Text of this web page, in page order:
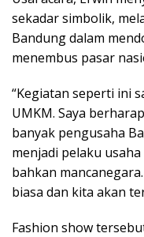
sekadar simbolik,
Bandung dalam
menembus pasar
“Kegiatan seperti ini
UMKM. Saya
banyak pengusaha
menjadi pelaku
bahkan
biasa dan kita akan
Fashion show